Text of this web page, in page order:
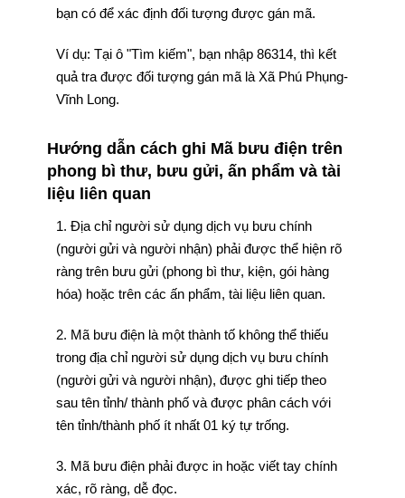
bạn có để xác định đối tượng được gán mã.
Ví dụ: Tại ô "Tìm kiếm", bạn nhập 86314, thì kết
quả tra được đối tượng gán mã là Xã Phú Phụng-
Vĩnh Long.
Hướng dẫn cách ghi Mã bưu điện trên
phong bì thư, bưu gửi, ấn phẩm và tài
liệu liên quan
1. Địa chỉ người sử dụng dịch vụ bưu chính
(người gửi và người nhận) phải được thể hiện rõ
ràng trên bưu gửi (phong bì thư, kiện, gói hàng
hóa) hoặc trên các ấn phẩm, tài liệu liên quan.
2. Mã bưu điện là một thành tố không thể thiếu
trong địa chỉ người sử dụng dịch vụ bưu chính
(người gửi và người nhận), được ghi tiếp theo
sau tên tỉnh/ thành phố và được phân cách với
tên tỉnh/thành phố ít nhất 01 ký tự trống.
3. Mã bưu điện phải được in hoặc viết tay chính
xác, rõ ràng, dễ đọc.